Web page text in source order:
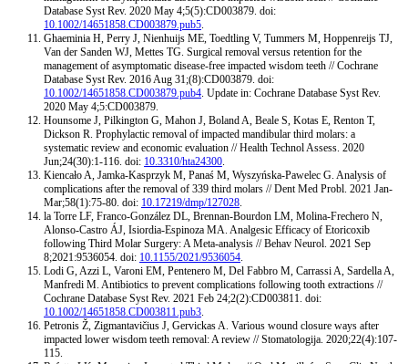
Database Syst Rev. 2020 May 4;5(5):CD003879. doi:
10.1002/14651858.CD003879.pub5
Ghaeminia H, Perry J, Nienhuijs ME, Toedtling V, Tummers M, Hoppenreijs TJ,
Van der Sanden WJ, Mettes TG. Surgical removal versus retention for the
management of asymptomatic disease-free impacted wisdom teeth // Cochrane
Database Syst Rev. 2016 Aug 31;(8):CD003879. doi:
10.1002/14651858.CD003879.pub4 . Update in: Cochrane Database Syst Rev.
2020 May 4;5:CD003879.
Hounsome J, Pilkington G, Mahon J, Boland A, Beale S, Kotas E, Renton T,
Dickson R. Prophylactic removal of impacted mandibular third molars: a
systematic review and economic evaluation // Health Technol Assess. 2020
Jun;24(30):1-116. doi: 10.3310/hta24300
Kiencało A, Jamka-Kasprzyk M, Panaś M, Wyszyńska-Pawelec G. Analysis of
complications after the removal of 339 third molars // Dent Med Probl. 2021 Jan-
Mar;58(1):75-80. doi: 10.17219/dmp/127028
la Torre LF, Franco-González DL, Brennan-Bourdon LM, Molina-Frechero N,
Alonso-Castro ÁJ, Isiordia-Espinoza MA. Analgesic Efficacy of Etoricoxib
following Third Molar Surgery: A Meta-analysis // Behav Neurol. 2021 Sep
8;2021:9536054. doi: 10.1155/2021/9536054
Lodi G, Azzi L, Varoni EM, Pentenero M, Del Fabbro M, Carrassi A, Sardella A,
Manfredi M. Antibiotics to prevent complications following tooth extractions //
Cochrane Database Syst Rev. 2021 Feb 24;2(2):CD003811. doi:
10.1002/14651858.CD003811.pub3
Petronis Ž, Zigmantavičius J, Gervickas A. Various wound closure ways after
impacted lower wisdom teeth removal: A review // Stomatologija. 2020;22(4):107-
115.